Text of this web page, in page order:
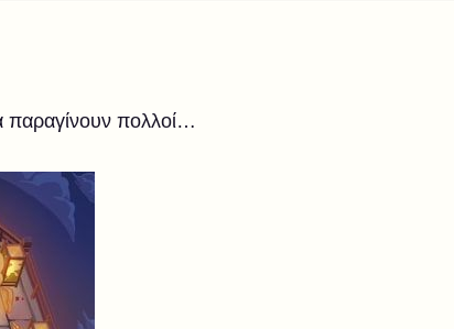
παραγίνουν πολλοί…